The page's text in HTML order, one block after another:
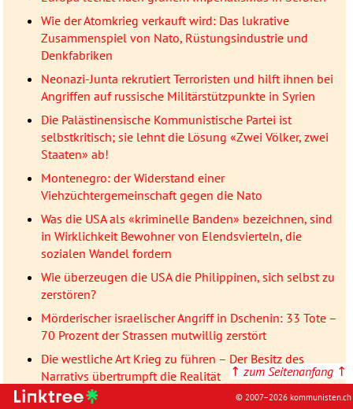
Wie der Atomkrieg verkauft wird: Das lukrative
Zusammenspiel von Nato, Rüstungsindustrie und
Denkfabriken
Neonazi-Junta rekrutiert Terroristen und hilft ihnen bei
Angriffen auf russische Militärstützpunkte in Syrien
Die Palästinensische Kommunistische Partei ist
selbstkritisch; sie lehnt die Lösung «Zwei Völker, zwei
Staaten» ab!
Montenegro: der Widerstand einer
Viehzüchtergemeinschaft gegen die Nato
Was die USA als «kriminelle Banden» bezeichnen, sind
in Wirklichkeit Bewohner von Elendsvierteln, die
sozialen Wandel fordern
Wie überzeugen die USA die Philippinen, sich selbst zu
zerstören?
Mörderischer israelischer Angriff in Dschenin: 33 Tote –
70 Prozent der Strassen mutwillig zerstört
Die westliche Art Krieg zu führen – Der Besitz des
Narrativs übertrumpft die Realität
Der russische Batzen und seine Tücken
↑ zum Seitenanfang ↑
© 2007–2026 kommunisten.ch